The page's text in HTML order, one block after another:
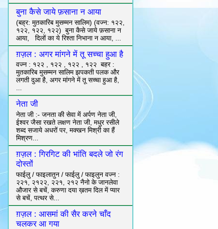
बुना कैसे जाये फ़साना न आया
(बह्र: मुतकारिब मुसम्मन सालिम) (वज्न: १२२,
१२२, १२२, १२२) बुना कैसे जाये फ़साना न
आया, दिलों का ये रिश्ता निभाना न आया, ...
ग़ज़ल : अगर मांगने में तू सच्चा हुआ है
वज्न : १२२ , १२२ , १२२ , १२२ बहर :
मुतकारिब मुसम्मन सालिम झपकती पलक और
लगती दुआ है, अगर मांगने में तू सच्चा हुआ है,
...
नेता जी
नेता जी :- जनता की सेवा में अर्पण नेता जी,
ईश्वर जैसा रखते लक्षण नेता जी, मधुर रसीले
शब्द सजाये अधरों पर, मक्खन मिश्री का हैं
मिश्रण...
ग़ज़ल : गिरगिट की भांति बदले जो रंग
दोस्तों
फाईलु / फाइलातुन / फाईलु / फाइलुन वज्न :
२२१, २१२२, २२१, २१२ नैनो के जानलेवा
औजार से बचें, करुणा दया ख़तम दिल में प्यार
से बचें, पत्थर से...
ग़ज़ल : आसमां की सैर करने चाँद
चलकर आ गया